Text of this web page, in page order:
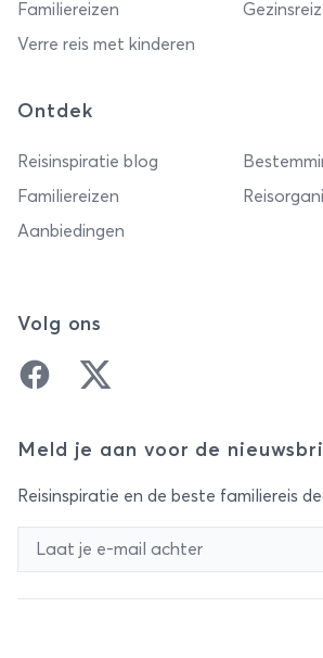
Familiereizen
Verre reis met kinderen
Ontdek
Reisinspiratie blog
Familiereizen
Aanbiedingen
Volg ons
FacebookTwitter
Meld je aan voor de
Reisinspiratie en de beste familiereis